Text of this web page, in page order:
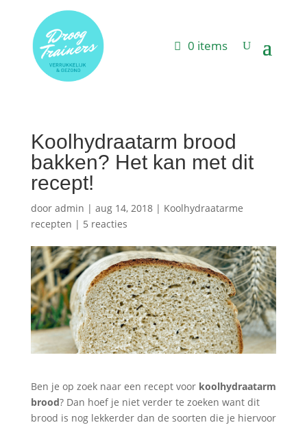
0 items
Koolhydraatarm brood
bakken? Het kan met dit
recept!
door admin | aug 14, 2018| Koolhydraatarme
recepten | 5 reacties
Ben je op zoek naar een recept voor koolhydraatarm
brood? Dan hoef je niet verder te zoeken want dit
brood is nog lekkerder dan de soorten die je hiervoor